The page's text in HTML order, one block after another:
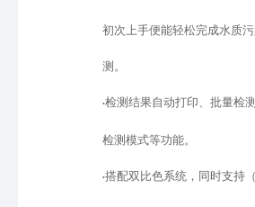
初次上手便能轻松完成水质
测。
•检测结果自动打印、批量检
检测模式等功能。
•搭配双比色系统，同时支持（